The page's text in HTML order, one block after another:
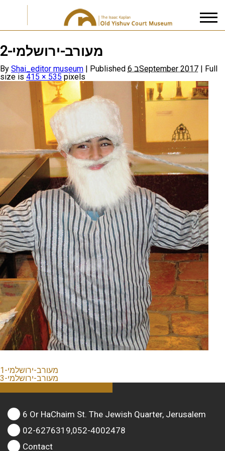
מעורב-ירושלמי-2
By Shai_editor museum | Published 6 בSeptember 2017 | Full
size is 415 × 535 pixels
מעורב-ירושלמי-1
מעורב-ירושלמי-3
6 Or HaChaim St. The Jewish Quarter, Jerusalem
02-6276319,052-4002478
Contact